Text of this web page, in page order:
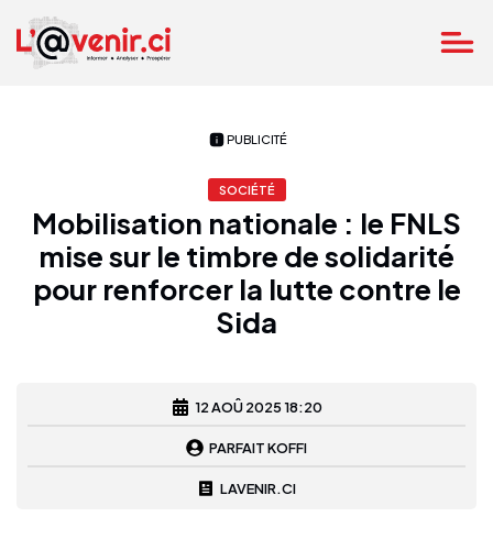
PUBLICITÉ
SOCIÉTÉ
Mobilisation nationale : le FNLS
mise sur le timbre de solidarité
pour renforcer la lutte contre le
Sida
12 AOÛ 2025 18:20
PARFAIT KOFFI
LAVENIR.CI